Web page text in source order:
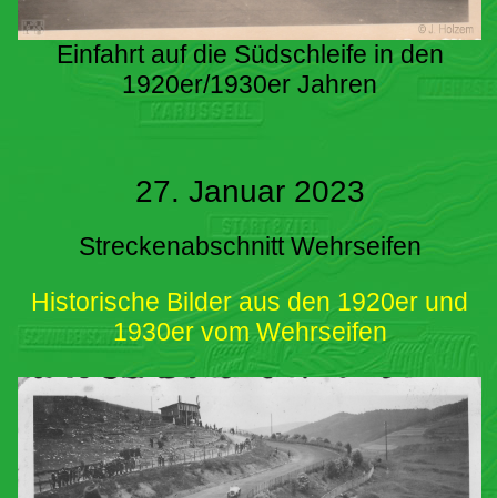
Einfahrt auf die Südschleife in den
1920er/1930er Jahren
27. Januar 2023
Streckenabschnitt Wehrseifen
Historische Bilder aus den 1920er und
1930er vom Wehrseifen